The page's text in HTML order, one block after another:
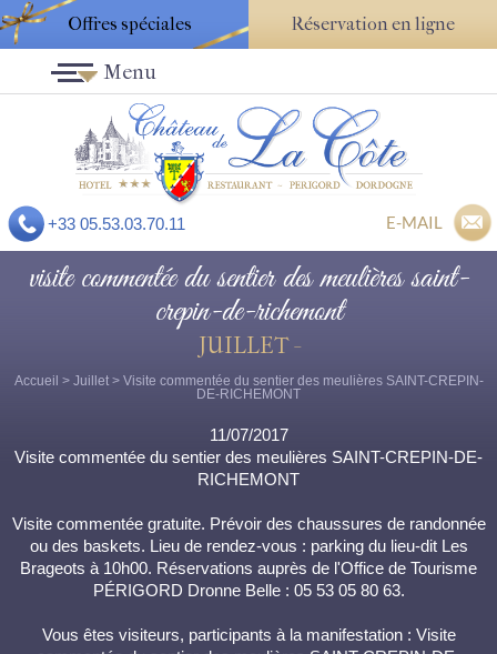
Offres spéciales Réservation en ligne
+33 05.53.03.70.11 E-MAIL
Menu
visite commentée du sentier des meulières saint-
crepin-de-richemont
JUILLET -
Accueil > Juillet> Visite commentée du sentier des meulières SAINT-CREPIN-
DE-RICHEMONT
11/07/2017
Visite commentée du sentier des meulières SAINT-CREPIN-DE-
RICHEMONT
Visite commentée gratuite. Prévoir des chaussures de randonnée
ou des baskets. Lieu de rendez-vous : parking du lieu-dit Les
Brageots à 10h00. Réservations auprès de l'Office de Tourisme
PÉRIGORD Dronne Belle : 05 53 05 80 63.
Vous êtes visiteurs, participants à la manifestation : Visite